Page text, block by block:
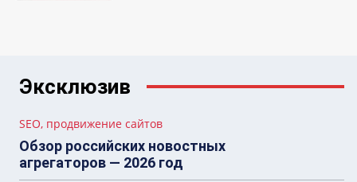
Эксклюзив
SEO, продвижение сайтов
Обзор российских новостных
агрегаторов — 2026 год